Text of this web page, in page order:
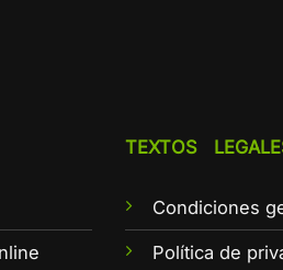
TEXTOS
Condiciones
Política de